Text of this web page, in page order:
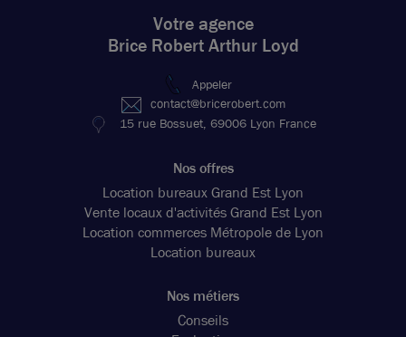
Votre agence
Brice Robert Arthur Loyd
Appeler
contact@bricerobert.com
15 rue Bossuet, 69006 Lyon France
Nos offres
Location bureaux Grand Est Lyon
Vente locaux d'activités Grand Est Lyon
Location commerces Métropole de Lyon
Location bureaux
Nos métiers
Conseils